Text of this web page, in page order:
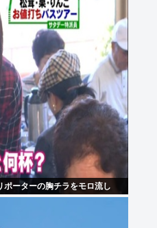
ポーターの胸チラをモロ流し